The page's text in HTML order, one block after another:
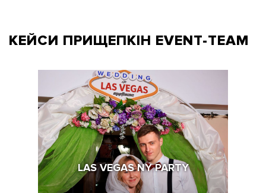
КЕЙСИ ПРИЩЕПКІН EVENT-TEAM
LAS VEGAS NY PARTY